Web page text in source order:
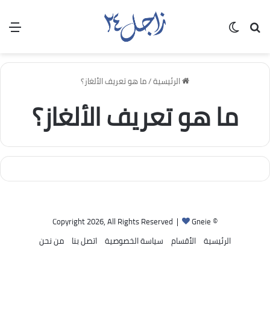
بحث عن
الرئيسية/ما هو تعريف الألغاز؟
ما هو تعريف الألغاز؟
© Copyright 2026, All Rights Reserved |
Gneie
الرئيسية الأقسام سياسة الخصوصية اتصل بنا من نحن